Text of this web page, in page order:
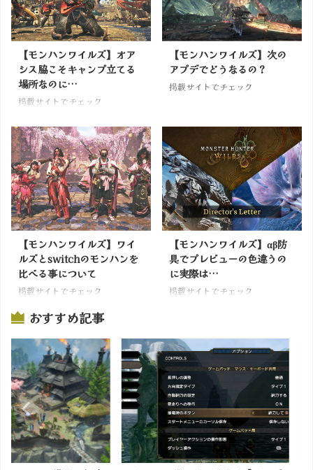
【モンハンワイルズ】オア
シス脇こそキャンプ立てる
場所なのに…
掲載サイトでチェック
【モンハンワイルズ】次の
アプデでどうなるの？
掲載サイトでチェック
【モンハンワイルズ】ワイ
ルズとswitchのモンハンを
比べる事について
掲載サイトでチェック
【モンハンワイルズ】αβ防
具でプレビューの色違うの
に実際は…
掲載サイトでチェック
おすすめ記事